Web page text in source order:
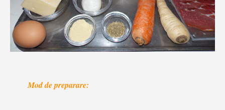
Mod de preparare: